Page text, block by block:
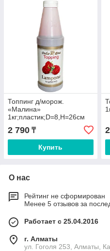
Топпинг д/морож.
«Малина»
1кг;пластик;D=8,H=26см
2 790 ₸
Купить
О нас
Рейтинг не сформирован
Менее 5 отзывов за
Работает с 25.04.2016
г. Алматы
ул. Гоголя 253, Алматы,